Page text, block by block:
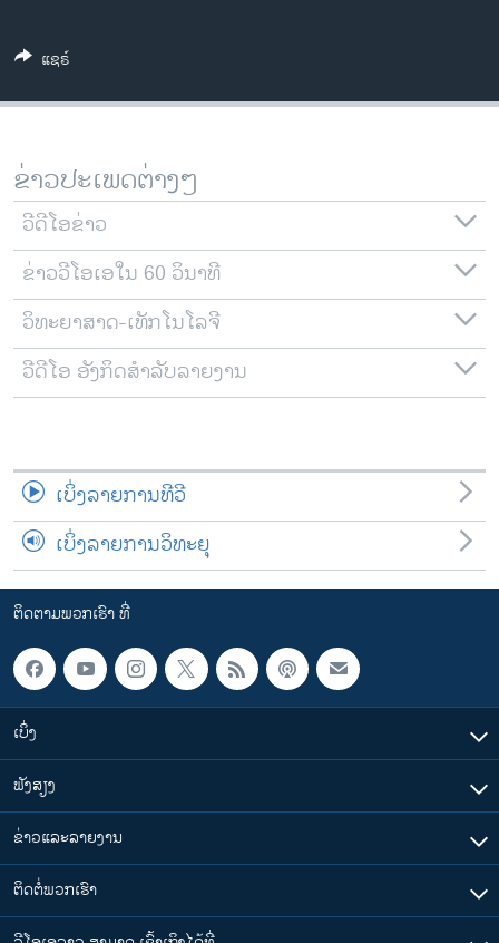
ພາສາອັງກິດ
ລາຍການກະຈາຍສຽງ
ລາຍງານ
ຕິດຕາມພວກເຮົາ ທີ່
ພາສາຕ່າງໆ
ແຊຣ໌
ຂ່າວປະເພດຕ່າງໆ
ວີດີໂອຂ່າວ
ຂ່າວວີໂອເອໃນ 60 ວິນາທີ
ວິທະຍາສາດ-ເທັກໂນໂລຈີ
ວີດີໂອ ອັງກິດສຳລັບລາຍງານ
ເບິ່ງລາຍການທີວີ
ເບິ່ງລາຍການວິທະຍຸ
ຕິດຕາມພວກເຮົາ ທີ່
ເບິ່ງ
ຟັງສຽງ
ຂ່າວແລະລາຍງານ
ຕິດຕໍ່ພວກເຮົາ